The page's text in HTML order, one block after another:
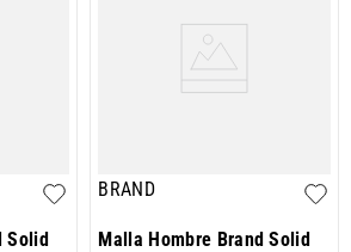
Solid
BRAND
Malla Hombre Brand Solid